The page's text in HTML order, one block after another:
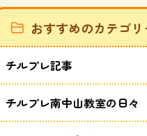
おすすめのカテゴリ
チルプレ記事
チルプレ南中山教室の日々